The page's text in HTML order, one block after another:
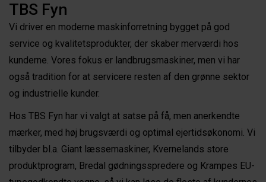
TBS Fyn
Vi driver en moderne maskinforretning bygget på god
service og kvalitetsprodukter, der skaber merværdi hos
kunderne. Vores fokus er landbrugsmaskiner, men vi har
også tradition for at servicere resten af den grønne sektor
og industrielle kunder.
Hos TBS Fyn har vi valgt at satse på få, men anerkendte
mærker, med høj brugsværdi og optimal ejertidsøkonomi. Vi
tilbyder bl.a. Giant læssemaskiner, Kvernelands store
produktprogram, Bredal gødningsspredere og Krampes EU-